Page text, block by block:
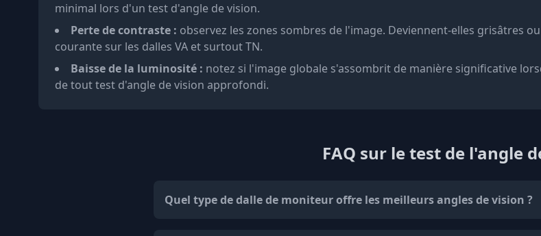
minimal lors d'un test d'angle de vision.
Perte de contraste : observez les zones sombres de l'image. Deviennent-elles grisâtres
courante sur les dalles VA et surtout TN.
Baisse de la luminosité : notez si l'image globale s'assombrit de manière significative
de tout test d'angle de vision approfondi.
FAQ sur le test de l'angle
Quel type de dalle de moniteur offre les meilleurs angles de vision ?